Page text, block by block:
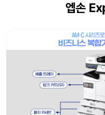
엡손